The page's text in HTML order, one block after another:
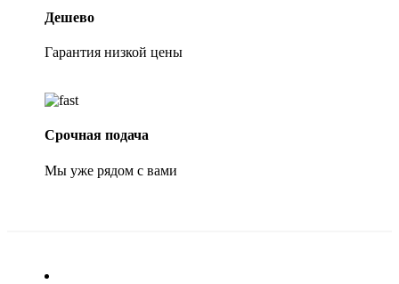
Дешево
Гарантия низкой цены
Срочная подача
Мы уже рядом с вами